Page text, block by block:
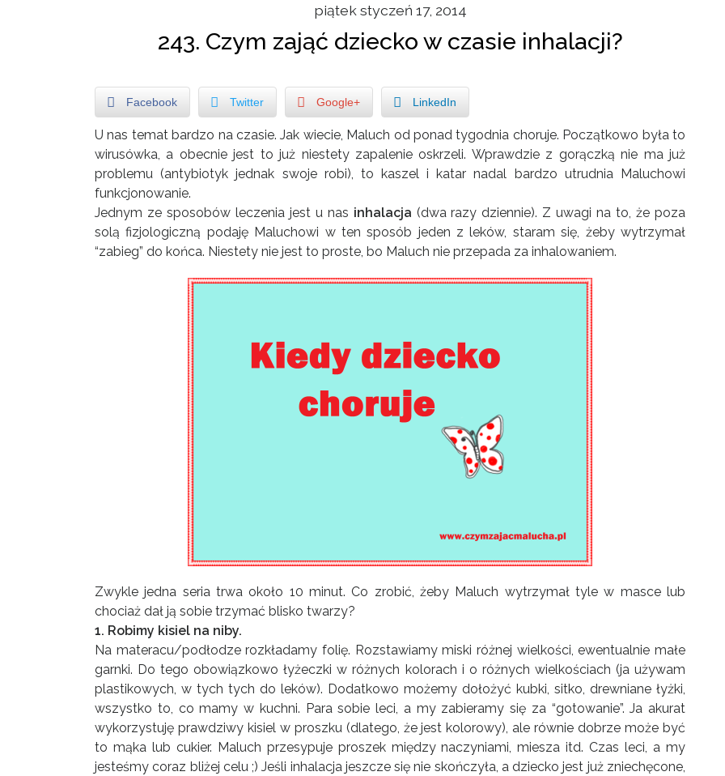
piątek styczeń 17, 2014
243. Czym zająć dziecko w czasie inhalacji?
Facebook Twitter Google+ LinkedIn
U nas temat bardzo na czasie. Jak wiecie, Maluch od ponad tygodnia choruje. Początkowo była to
wirusówka, a obecnie jest to już niestety zapalenie oskrzeli. Wprawdzie z gorączką nie ma już
problemu (antybiotyk jednak swoje robi), to kaszel i katar nadal bardzo utrudnia Maluchowi
funkcjonowanie.
Jednym ze sposobów leczenia jest u nas inhalacja (dwa razy dziennie). Z uwagi na to, że poza
solą fizjologiczną podaję Maluchowi w ten sposób jeden z leków, staram się, żeby wytrzymał
“zabieg” do końca. Niestety nie jest to proste, bo Maluch nie przepada za inhalowaniem.
Zwykle jedna seria trwa około 10 minut. Co zrobić, żeby Maluch wytrzymał tyle w masce lub
chociaż dał ją sobie trzymać blisko twarzy?
1. Robimy kisiel na niby.
Na materacu/podłodze rozkładamy folię. Rozstawiamy miski różnej wielkości, ewentualnie małe
garnki. Do tego obowiązkowo łyżeczki w różnych kolorach i o różnych wielkościach (ja używam
plastikowych, w tych tych do leków). Dodatkowo możemy dołożyć kubki, sitko, drewniane łyżki,
wszystko to, co mamy w kuchni. Para sobie leci, a my zabieramy się za “gotowanie”. Ja akurat
wykorzystuję prawdziwy kisiel w proszku (dlatego, że jest kolorowy), ale równie dobrze może być
to mąka lub cukier. Maluch przesypuje proszek między naczyniami, miesza itd. Czas leci, a my
jesteśmy coraz bliżej celu ;) Jeśli inhalacja jeszcze się nie skończyła, a dziecko jest już zniechęcone,